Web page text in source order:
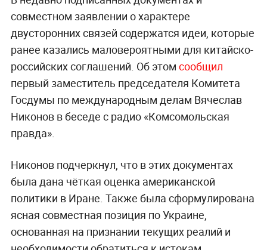
совместном заявлении о характере
двусторонних связей содержатся идеи, которые
ранее казались маловероятными для китайско-
российских соглашений. Об этом сообщил
первый заместитель председателя Комитета
Госдумы по международным делам Вячеслав
Никонов в беседе с радио «Комсомольская
правда».
Никонов подчеркнул, что в этих документах
была дана чёткая оценка американской
политики в Иране. Также была сформулирована
ясная совместная позиция по Украине,
основанная на признании текущих реалий и